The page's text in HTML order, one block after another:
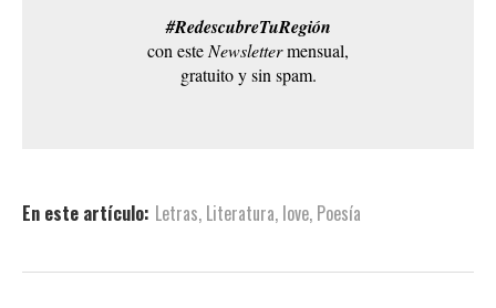
#RedescubreTuRegión
con esteNewslettermensual,
gratuito y sin spam.
En este artículo: Letras, Literatura, love, Poesía